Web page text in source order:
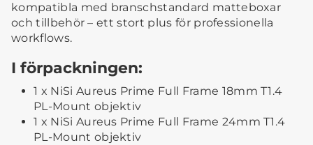
kompatibla med branschstandard matteboxar
och tillbehör – ett stort plus för professionella
workflows.
I förpackningen:
1 x NiSi Aureus Prime Full Frame 18mm T1.4
PL-Mount objektiv
1 x NiSi Aureus Prime Full Frame 24mm T1.4
PL-Mount objektiv